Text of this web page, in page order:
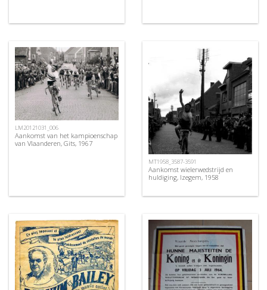
LM20121031_006
Aankomst van het kampioenschap
van Vlaanderen, Gits, 1967
MT1958_3587-3591
Aankomst wielerwedstrijd en
huldiging, Izegem, 1958